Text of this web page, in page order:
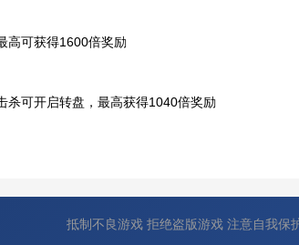
高可获得1600倍奖励
杀可开启转盘，最高获得1040倍奖励
抵制不良游戏 拒绝盗版游戏 注意自我保